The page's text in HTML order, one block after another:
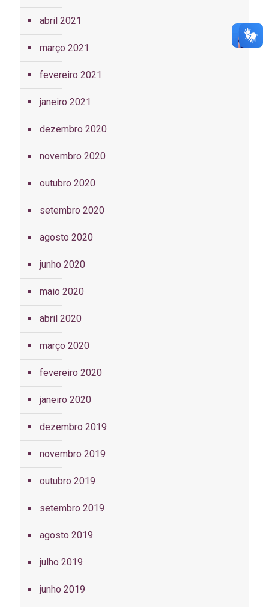
abril 2021
março 2021
fevereiro 2021
janeiro 2021
dezembro 2020
novembro 2020
outubro 2020
setembro 2020
agosto 2020
junho 2020
maio 2020
abril 2020
março 2020
fevereiro 2020
janeiro 2020
dezembro 2019
novembro 2019
outubro 2019
setembro 2019
agosto 2019
julho 2019
junho 2019